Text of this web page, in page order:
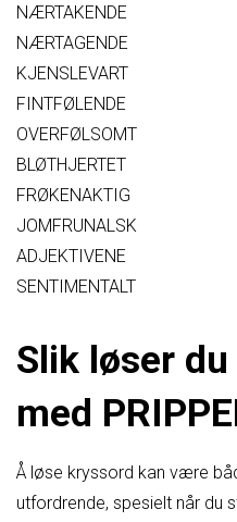
NÆRTAKENDE
NÆRTAGENDE
KJENSLEVART
FINTFØLENDE
OVERFØLSOMT
BLØTHJERTET
FRØKENAKTIG
JOMFRUNALSK
ADJEKTIVENE
SENTIMENTALT
Slik løser
med
Å løse kryssord kan være
utfordrende, spesielt når du